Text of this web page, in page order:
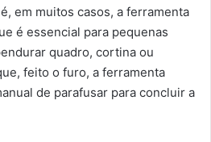
é, em muitos casos, a ferramenta
é essencial para pequenas
quadro, cortina ou
feito o furo, a ferramenta
de parafusar para concluir a